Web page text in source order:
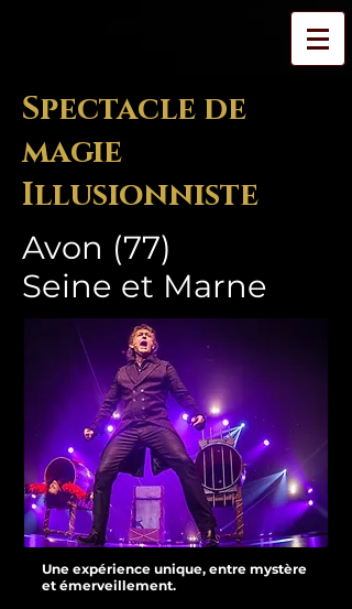
Spectacle de
magie
Illusionniste
Avon (77)
Seine et Marne
Une expérience unique, entre mystère
et émerveillement.